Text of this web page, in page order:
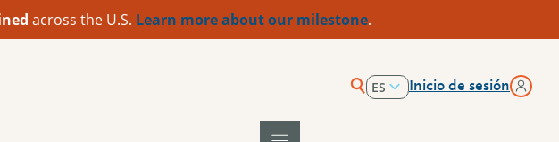
across the U.S. Learn more about our milestone.
ES
Inicio de sesión